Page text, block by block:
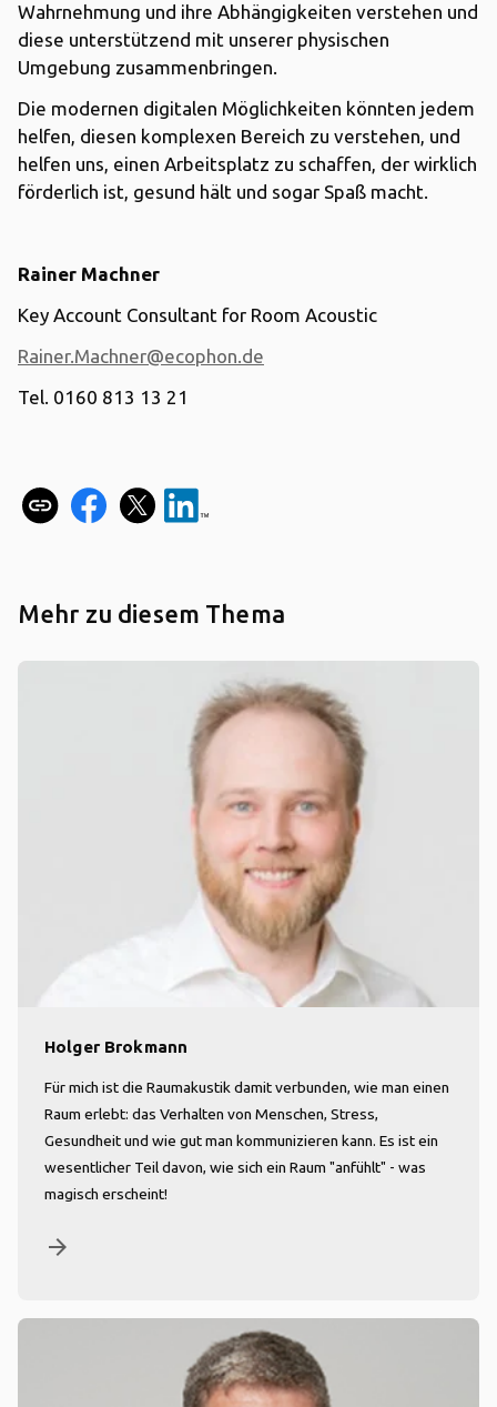
Wahrnehmung und ihre Abhängigkeiten verstehen und
diese unterstützend mit unserer physischen
Umgebung zusammenbringen.
Die modernen digitalen Möglichkeiten könnten jedem
helfen, diesen komplexen Bereich zu verstehen, und
helfen uns, einen Arbeitsplatz zu schaffen, der wirklich
förderlich ist, gesund hält und sogar Spaß macht.
Rainer Machner
Key Account Consultant for Room Acoustic
Rainer.Machner@ecophon.de
Tel. 0160 813 13 21
Mehr zu diesem Thema
Holger Brokmann
Für mich ist die Raumakustik damit verbunden, wie man einen
Raum erlebt: das Verhalten von Menschen, Stress,
Gesundheit und wie gut man kommunizieren kann. Es ist ein
wesentlicher Teil davon, wie sich ein Raum "anfühlt" - was
magisch erscheint!
arrow_forward